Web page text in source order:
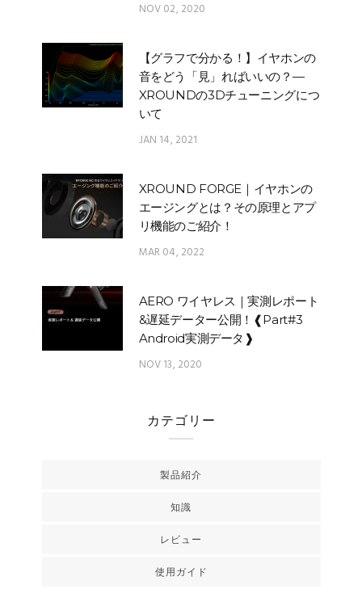
NOV 02, 2020
【グラフで分かる！】イヤホンの
音をどう「見」ればいいの？—
XROUNDの3Dチューニングにつ
いて
JAN 14, 2021
XROUND FORGE｜イヤホンの
エージングとは？その原理とアプ
リ機能のご紹介！
MAR 04, 2022
AERO ワイヤレス｜実測レポート
&遅延データー公開！❰Part#3
Android実測データ❱
NOV 13, 2020
カテゴリー
製品紹介
知識
レビュー
使用ガイド